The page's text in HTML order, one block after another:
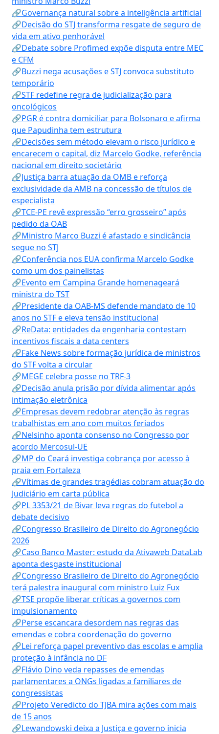
🔗Governança natural sobre a inteligência artificial
🔗Decisão do STJ transforma resgate de seguro de
vida em ativo penhorável
🔗Debate sobre Profimed expõe disputa entre MEC
e CFM
🔗Buzzi nega acusações e STJ convoca substituto
temporário
🔗STF redefine regra de judicialização para
oncológicos
🔗PGR é contra domiciliar para Bolsonaro e afirma
que Papudinha tem estrutura
🔗Decisões sem método elevam o risco jurídico e
encarecem o capital, diz Marcelo Godke, referência
nacional em direito societário
🔗Justiça barra atuação da OMB e reforça
exclusividade da AMB na concessão de títulos de
especialista
🔗TCE-PE revê expressão “erro grosseiro” após
pedido da OAB
🔗Ministro Marco Buzzi é afastado e sindicância
segue no STJ
🔗Conferência nos EUA confirma Marcelo Godke
como um dos painelistas
🔗Evento em Campina Grande homenageará
ministra do TST
🔗Presidente da OAB-MS defende mandato de 10
anos no STF e eleva tensão institucional
🔗ReData: entidades da engenharia contestam
incentivos fiscais a data centers
🔗Fake News sobre formação jurídica de ministros
do STF volta a circular
🔗MEGE celebra posse no TRF-3
🔗Decisão anula prisão por dívida alimentar após
intimação eletrônica
🔗Empresas devem redobrar atenção às regras
trabalhistas em ano com muitos feriados
🔗Nelsinho aponta consenso no Congresso por
acordo Mercosul-UE
🔗MP do Ceará investiga cobrança por acesso à
praia em Fortaleza
🔗Vítimas de grandes tragédias cobram atuação do
Judiciário em carta pública
🔗PL 3353/21 de Bivar leva regras do futebol a
debate decisivo
🔗Congresso Brasileiro de Direito do Agronegócio
2026
🔗Caso Banco Master: estudo da Ativaweb DataLab
aponta desgaste institucional
🔗Congresso Brasileiro de Direito do Agronegócio
terá palestra inaugural com ministro Luiz Fux
🔗TSE propõe liberar críticas a governos com
impulsionamento
🔗Perse escancara desordem nas regras das
emendas e cobra coordenação do governo
🔗Lei reforça papel preventivo das escolas e amplia
proteção à infância no DF
🔗Flávio Dino veda repasses de emendas
parlamentares a ONGs ligadas a familiares de
congressistas
🔗Projeto Veredicto do TJBA mira ações com mais
de 15 anos
🔗Lewandowski deixa a Justiça e governo inicia